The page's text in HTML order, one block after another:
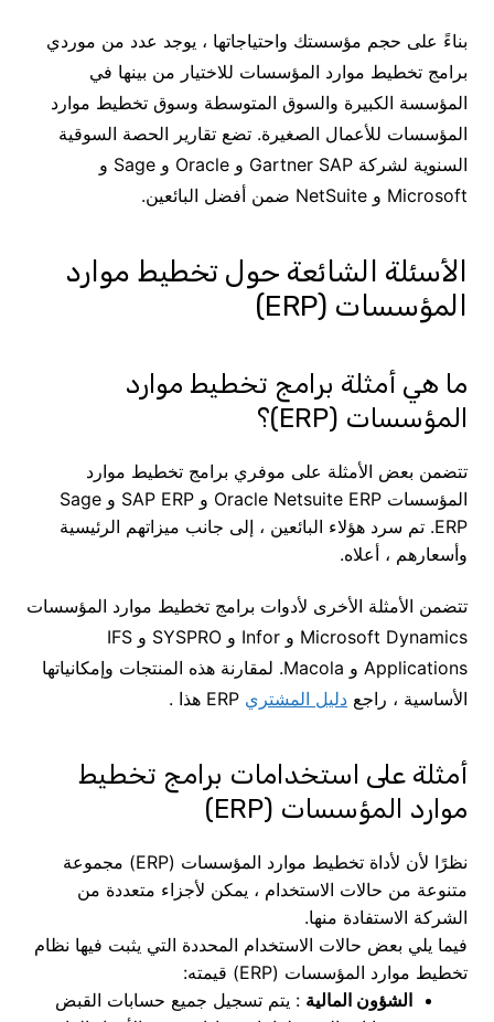
بناءً على حجم مؤسستك واحتياجاتها ، يوجد عدد من موردي
برامج تخطيط موارد المؤسسات للاختيار من بينها في
المؤسسة الكبيرة والسوق المتوسطة وسوق تخطيط موارد
المؤسسات للأعمال الصغيرة. تضع تقارير الحصة السوقية
السنوية لشركة Gartner SAP و Oracle و Sage و
Microsoft و NetSuite ضمن أفضل البائعين.
الأسئلة الشائعة حول تخطيط موارد
المؤسسات (ERP)
ما هي أمثلة برامج تخطيط موارد
المؤسسات (ERP)؟
تتضمن بعض الأمثلة على موفري برامج تخطيط موارد
المؤسسات Oracle Netsuite ERP و SAP ERP و Sage
ERP. تم سرد هؤلاء البائعين ، إلى جانب ميزاتهم الرئيسية
وأسعارهم ، أعلاه.
تتضمن الأمثلة الأخرى لأدوات برامج تخطيط موارد المؤسسات
Microsoft Dynamics و Infor و SYSPRO و IFS
Applications و Macola. لمقارنة هذه المنتجات وإمكانياتها
الأساسية ، راجع دليل المشتري
أمثلة على استخدامات برامج تخطيط
موارد المؤسسات (ERP)
نظرًا لأن لأداة تخطيط موارد المؤسسات (ERP) مجموعة
متنوعة من حالات الاستخدام ، يمكن لأجزاء متعددة من
الشركة الاستفادة منها.
فيما يلي بعض حالات الاستخدام المحددة التي يثبت فيها نظام
تخطيط موارد المؤسسات (ERP) قيمته:
الشؤون المالية : يتم تسجيل جميع حسابات القبض